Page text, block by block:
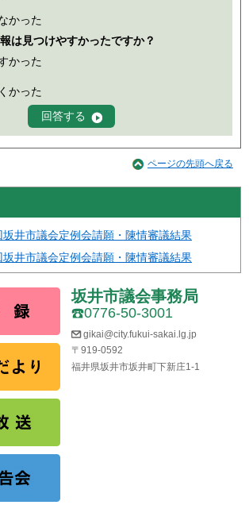
かった
は見つけやすかったですか？
かった
かった
ページの先頭へ戻る
井市議会定例会請願・陳情審議結果
井市議会定例会請願・陳情審議結果
坂井市議会事務局
0776-50-3001
gikai@city.fukui-sakai.lg.jp
〒919-0592
福井県坂井市坂井町下新庄1-1